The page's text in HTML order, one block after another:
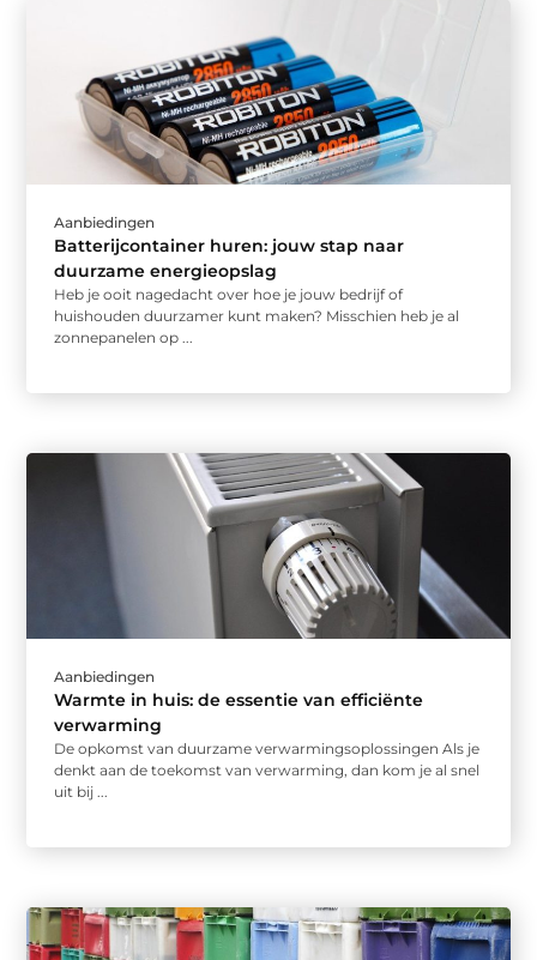
Aanbiedingen
Batterijcontainer huren: jouw stap naar
duurzame energieopslag
Heb je ooit nagedacht over hoe je jouw bedrijf of
huishouden duurzamer kunt maken? Misschien heb je al
zonnepanelen op ...
Aanbiedingen
Warmte in huis: de essentie van efficiënte
verwarming
De opkomst van duurzame verwarmingsoplossingen Als je
denkt aan de toekomst van verwarming, dan kom je al snel
uit bij ...